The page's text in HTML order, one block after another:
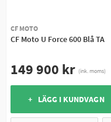
CF MOTO
CF Moto U Force 600 Blå TA
149 900 kr (ink. moms)
+ LÄGG I KUNDVAGN